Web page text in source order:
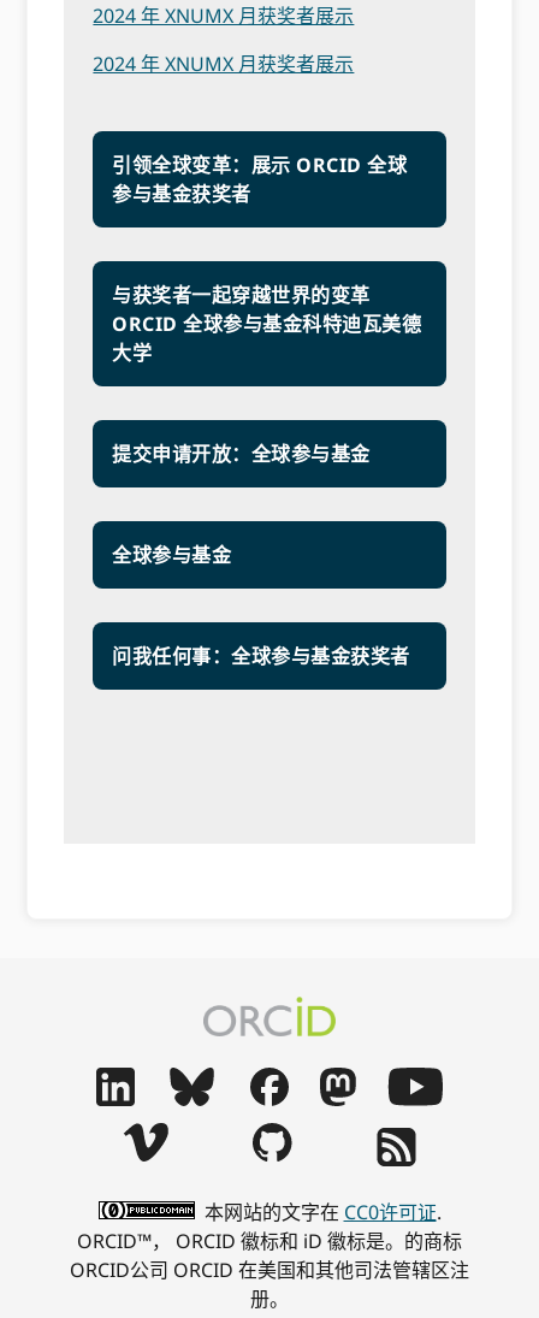
2024 年 XNUMX 月获奖者展示
2024 年 XNUMX 月获奖者展示
引领全球变革：展示 ORCID 全球
参与基金获奖者
与获奖者一起穿越世界的变革
ORCID 全球参与基金科特迪瓦美德
大学
提交申请开放：全球参与基金
全球参与基金
问我任何事：全球参与基金获奖者
本网站的文字在 CC0许可证.
ORCID™， ORCID 徽标和 iD 徽标是。的商标
ORCID公司 ORCID 在美国和其他司法管辖区注
册。